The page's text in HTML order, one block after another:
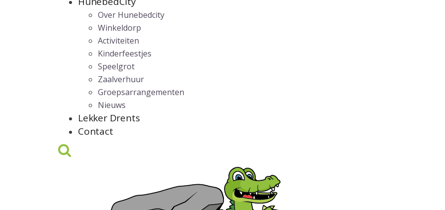
Over Hunebedcity
Winkeldorp
Activiteiten
Kinderfeestjes
Speelgrot
Zaalverhuur
Groepsarrangementen
Nieuws
Lekker Drents
Contact